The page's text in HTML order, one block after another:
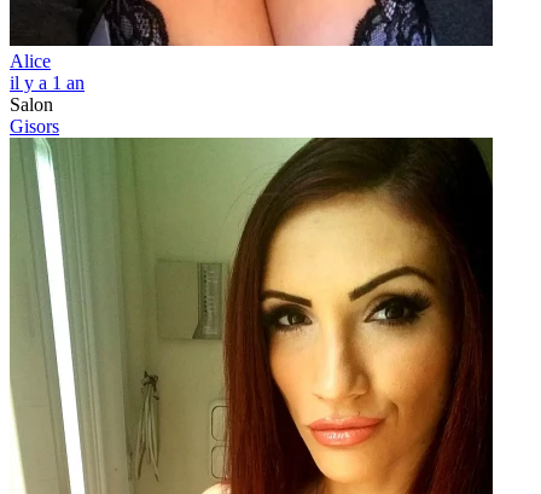
Alice
il y a 1 an
Salon
Gisors